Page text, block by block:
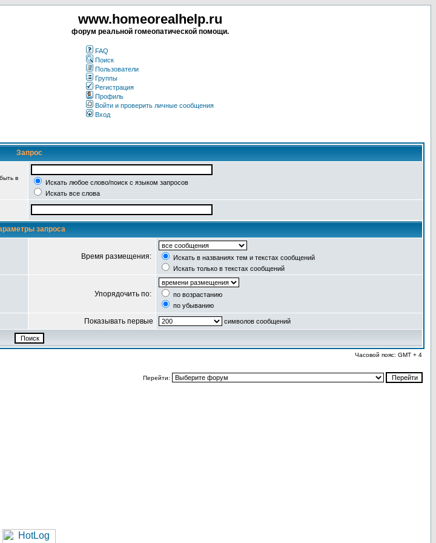
www.homeorealhelp.ru
форум реальной гомеопатической помощи.
FAQ
Поиск
Пользователи
Группы
Регистрация
Профиль
Войти и проверить личные сообщения
Вход
Запрос
в
Искать любое слово/поиск с языком запросов
Искать все слова
запроса
Время размещения:
Искать в названиях тем и текстах сообщений
Искать только в текстах сообщений
Упорядочить по:
по возрастанию
по убыванию
Показывать первые символов сообщений
Часовой пояс: GMT + 4
Перейти: